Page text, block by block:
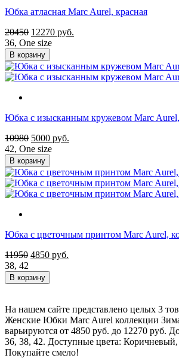
Юбка атласная Marc Aurel, красная
20450 12270 руб.
36, One size
В корзину
Юбка с изысканным кружевом Marc Aurel,
10980 5000 руб.
42, One size
В корзину
Юбка с цветочным принтом Marc Aurel,
11950 4850 руб.
38, 42
В корзину
На нашем сайте представлено целых 3
Женские Юбки Marc Aurel коллекции
варьируются от 4850 руб. до 12270 руб.
36, 38, 42. Доступные цвета:
Покупайте смело!